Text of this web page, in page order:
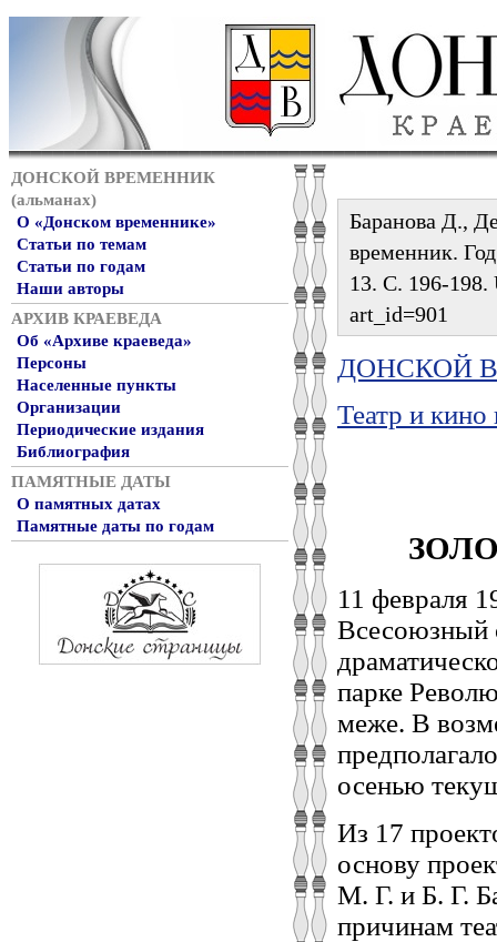
ДОНСКОЙ ВРЕМЕННИК
(альманах)
О «Донском временнике»
Статьи по темам
Статьи по годам
Наши авторы
АРХИВ КРАЕВЕДА
Об «Архиве краеведа»
Персоны
Населенные пункты
Организации
Периодические издания
Библиография
ПАМЯТНЫЕ ДАТЫ
О памятных датах
Памятные даты по годам
Баранова Д.,
временник.
13. С. 196-
art_id=901
ДОНСКОЙ
Театр и
11 февраля
Всесоюзный
парке
меже. В
осенью
Из 17
основу
М. Г. и Б. Г.
причинам